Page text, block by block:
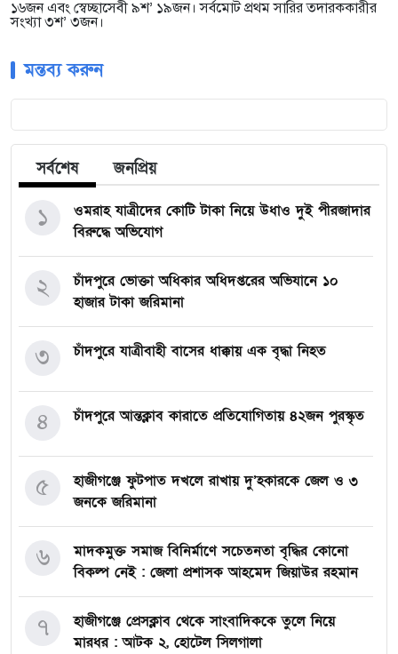
১৬জন এবং স্বেচ্ছাসেবী ৯শ’ ১৯জন। সর্বমোট প্রথম সারির তদারককারীর
সংখ্যা ৩শ’ ৩জন।
মন্তব্য করুন
সর্বশেষ জনপ্রিয়
ওমরাহ যাত্রীদের কোটি টাকা নিয়ে উধাও দুই পীরজাদার
বিরুদ্ধে অভিযোগ
১
চাঁদপুরে ভোক্তা অধিকার অধিদপ্তরের অভিযানে ১০
হাজার টাকা জরিমানা
২
চাঁদপুরে যাত্রীবাহী বাসের ধাক্কায় এক বৃদ্ধা নিহত
৩
চাঁদপুরে আন্তক্লাব কারাতে প্রতিযোগিতায় ৪২জন পুরস্কৃত
৪
হাজীগঞ্জে ফুটপাত দখলে রাখায় দু’হকারকে জেল ও ৩
জনকে জরিমানা
৫
মাদকমুক্ত সমাজ বিনির্মাণে সচেতনতা বৃদ্ধির কোনো
বিকল্প নেই : জেলা প্রশাসক আহমেদ জিয়াউর রহমান
৬
হাজীগঞ্জে প্রেসক্লাব থেকে সাংবাদিককে তুলে নিয়ে
মারধর : আটক ২, হোটেল সিলগালা
৭